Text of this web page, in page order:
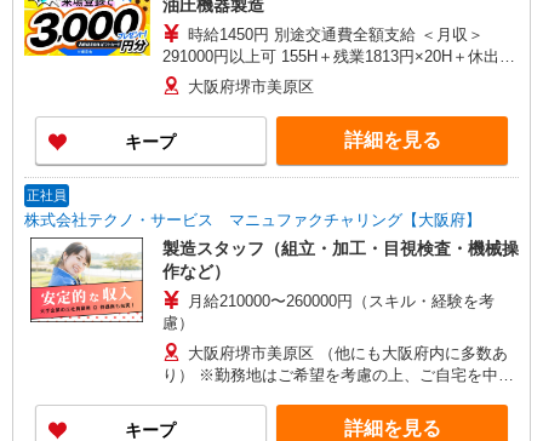
油圧機器製造
時給1450円 別途交通費全額支給 ＜月収＞
291000円以上可 155H＋残業1813円×20H＋休出
1813円×7.75H＋深夜363円×46.5H
大阪府堺市美原区
キープ 詳細を見る
正社員
株式会社テクノ・サービス マニュファクチャリング【大阪府】
製造スタッフ（組立・加工・目視検査・機械操
作など）
月給210000〜260000円（スキル・経験を考
慮）
大阪府堺市美原区 （他にも大阪府内に多数あ
り） ※勤務地はご希望を考慮の上、ご自宅を中心
なし）
キープ 詳細を見る